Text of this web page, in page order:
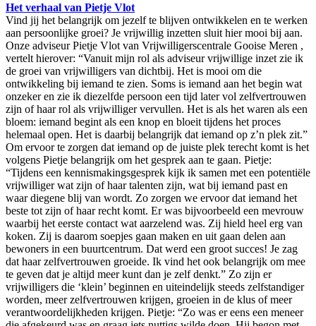
Het verhaal van Pietje Vlot
Vind jij het belangrijk om jezelf te blijven ontwikkelen en te werken
aan persoonlijke groei? Je vrijwillig inzetten sluit hier mooi bij aan.
Onze adviseur Pietje Vlot van Vrijwilligerscentrale Gooise Meren ,
vertelt hierover: “Vanuit mijn rol als adviseur vrijwillige inzet zie ik
de groei van vrijwilligers van dichtbij. Het is mooi om die
ontwikkeling bij iemand te zien. Soms is iemand aan het begin wat
onzeker en zie ik diezelfde persoon een tijd later vol zelfvertrouwen
zijn of haar rol als vrijwilliger vervullen. Het is als het waren als een
bloem: iemand begint als een knop en bloeit tijdens het proces
helemaal open. Het is daarbij belangrijk dat iemand op z’n plek zit.”
Om ervoor te zorgen dat iemand op de juiste plek terecht komt is het
volgens Pietje belangrijk om het gesprek aan te gaan. Pietje:
“Tijdens een kennismakingsgesprek kijk ik samen met een potentiële
vrijwilliger wat zijn of haar talenten zijn, wat bij iemand past en
waar diegene blij van wordt. Zo zorgen we ervoor dat iemand het
beste tot zijn of haar recht komt. Er was bijvoorbeeld een mevrouw
waarbij het eerste contact wat aarzelend was. Zij hield heel erg van
koken. Zij is daarom soepjes gaan maken en uit gaan delen aan
bewoners in een buurtcentrum. Dat werd een groot succes! Je zag
dat haar zelfvertrouwen groeide. Ik vind het ook belangrijk om mee
te geven dat je altijd meer kunt dan je zelf denkt.” Zo zijn er
vrijwilligers die ‘klein’ beginnen en uiteindelijk steeds zelfstandiger
worden, meer zelfvertrouwen krijgen, groeien in de klus of meer
verantwoordelijkheden krijgen. Pietje: “Zo was er eens een meneer